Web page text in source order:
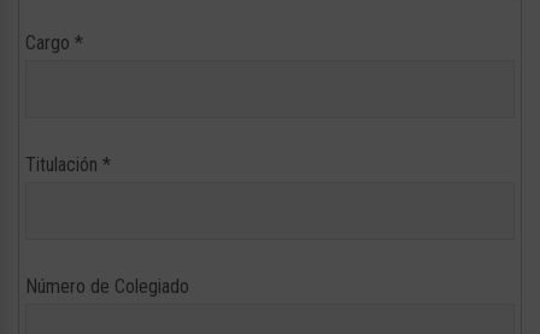
Cargo *
Titulación *
Número de Colegiado